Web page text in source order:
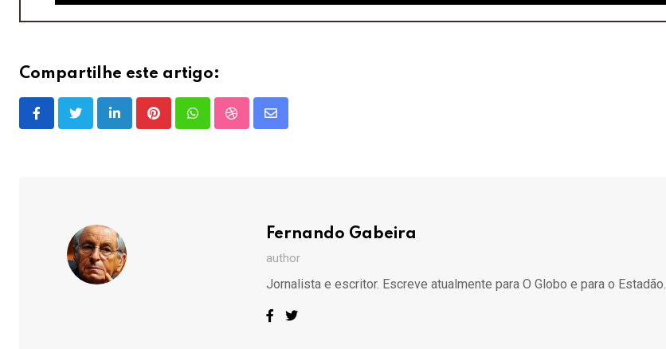
Compartilhe este artigo:
LinkedInPinterestWhatsappStumbleUpon
Share
Fernando Gabeira
author
Jornalista e escritor. Escreve atualmente para O Globo e para o Estadão.